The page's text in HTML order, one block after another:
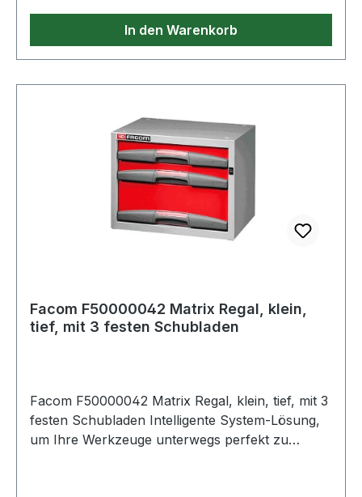
In den Warenkorb
Facom F50000042 Matrix Regal, klein,
tief, mit 3 festen Schubladen
Facom F50000042 Matrix Regal, klein, tief, mit 3
festen Schubladen Intelligente System-Lösung,
um Ihre Werkzeuge unterwegs perfekt zu